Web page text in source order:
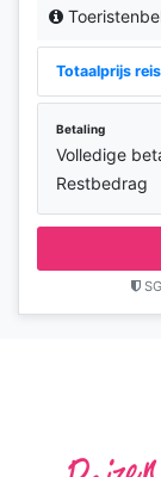
Totaalprijs reis
Betaling
Volledige
Restbedrag